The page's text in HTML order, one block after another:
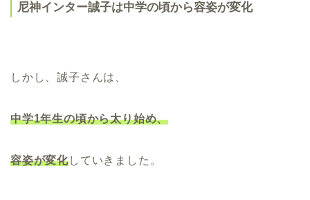
尼神インター誠子は中学の頃から容姿が変化
しかし、誠子さんは、
中学1年生の頃から太り始め、
容姿が変化していきました 。